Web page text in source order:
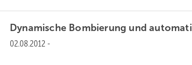
Dynamische Bombierung und
02.08.2012 -